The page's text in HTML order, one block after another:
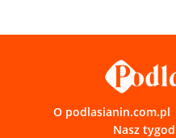
O podlasianin.com.pl
Nasz